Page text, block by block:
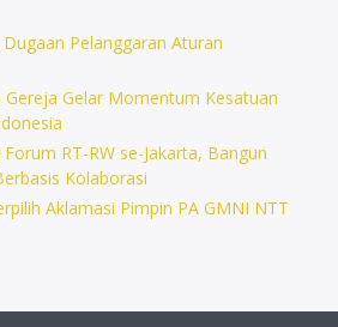
Pelanggaran Aturan
Gereja Gelar Momentum Kesatuan
RT-RW se-Jakarta, Bangun
Kolaborasi
Aklamasi Pimpin PA GMNI NTT